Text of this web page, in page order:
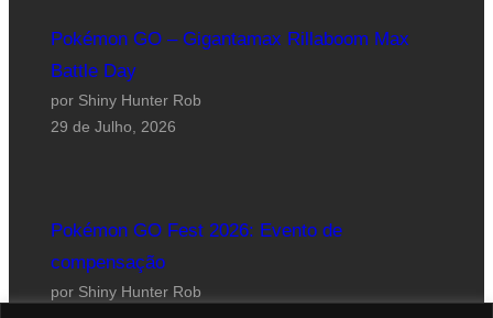
Pokémon GO – Gigantamax Rillaboom Max
Battle Day
por Shiny Hunter Rob
29 de Julho, 2026
Pokémon GO Fest 2026: Evento de
compensação
por Shiny Hunter Rob